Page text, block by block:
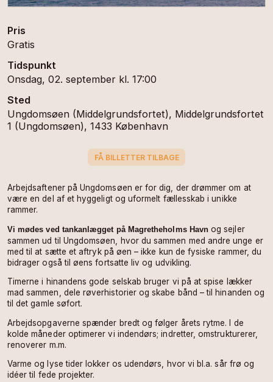
Pris
Gratis
Tidspunkt
Onsdag, 02. september kl. 17:00
Sted
Ungdomsøen (Middelgrundsfortet), Middelgrundsfortet
1 (Ungdomsøen), 1433 København
FÅ BILLETTER TILBAGE
Arbejdsaftener på Ungdomsøen er for dig, der drømmer om at
være en del af et hyggeligt og uformelt fællesskab i unikke
rammer.
Vi mødes ved tankanlægget på Magretheholms Havn og sejler
sammen ud til Ungdomsøen, hvor du sammen med andre unge er
med til at sætte et aftryk på øen – ikke kun de fysiske rammer, du
bidrager også til øens fortsatte liv og udvikling.
Timerne i hinandens gode selskab bruger vi på at spise lækker
mad sammen, dele røverhistorier og skabe bånd – til hinanden og
til det gamle søfort.
Arbejdsopgaverne spænder bredt og følger årets rytme. I de
kolde måneder optimerer vi indendørs; indretter, omstrukturerer,
renoverer m.m.
Varme og lyse tider lokker os udendørs, hvor vi bl.a. sår frø og
idéer til fede projekter.